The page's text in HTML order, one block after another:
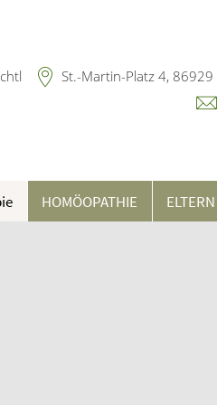
HOMÖOPATHIE
St.-Martin-Platz 4, 86929